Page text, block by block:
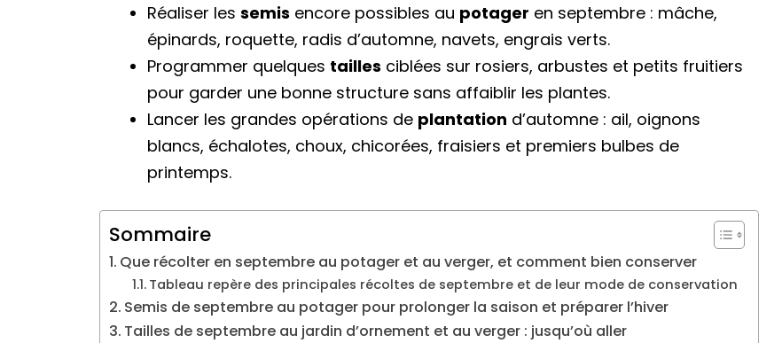
Réaliser les semis encore possibles au potager en septembre : mâche,
épinards, roquette, radis d’automne, navets, engrais verts.
Programmer quelques tailles ciblées sur rosiers, arbustes et petits fruitiers
pour garder une bonne structure sans affaiblir les plantes.
Lancer les grandes opérations de plantation d’automne : ail, oignons
blancs, échalotes, choux, chicorées, fraisiers et premiers bulbes de
printemps.
Sommaire
Que récolter en septembre au potager et au verger, et comment bien conserver
Tableau repère des principales récoltes de septembre et de leur mode de conservation
Semis de septembre au potager pour prolonger la saison et préparer l’hiver
Tailles de septembre au jardin d’ornement et au verger : jusqu’où aller